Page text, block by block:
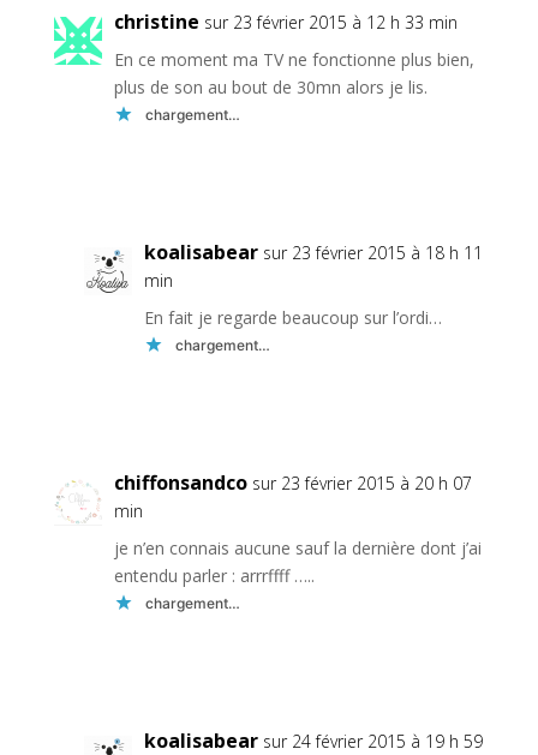
christine sur 23 février 2015 à 12 h 33 min
En ce moment ma TV ne fonctionne plus bien,
plus de son au bout de 30mn alors je lis.
chargement…
koalisabear sur 23 février 2015 à 18 h 11
min
En fait je regarde beaucoup sur l’ordi…
chargement…
chiffonsandco sur 23 février 2015 à 20 h 07
min
je n’en connais aucune sauf la dernière dont j’ai
entendu parler : arrrffff …..
chargement…
koalisabear sur 24 février 2015 à 19 h 59